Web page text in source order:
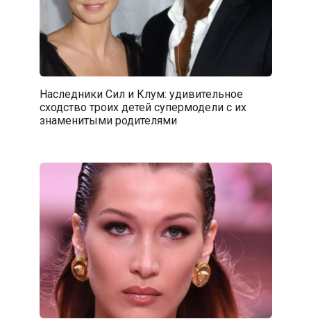
Наследники Сил и Клум: удивительное
сходство троих детей супермодели с их
знаменитыми родителями